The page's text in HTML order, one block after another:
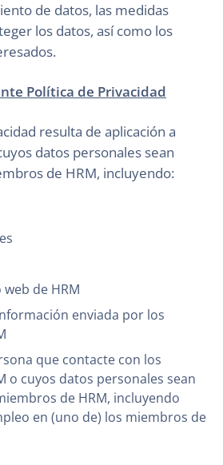
de datos, las medidas
los datos, así como los
Política de Privacidad
resulta de aplicación a
datos personales sean
de HRM, incluyendo:
de HRM
enviada por los
que contacte con los
o cuyos datos personales sean
de HRM, incluyendo
en (uno de) los miembros de